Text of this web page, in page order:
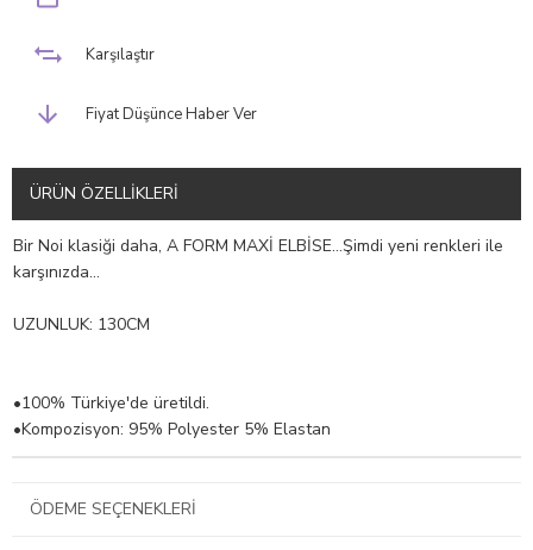
Karşılaştır
Fiyat Düşünce Haber Ver
ÜRÜN ÖZELLIKLERI
Bir Noi klasiği daha, A FORM MAXİ ELBİSE…Şimdi yeni renkleri ile
karşınızda…
UZUNLUK: 130CM
•100% Türkiye'de üretildi.
•Kompozisyon: 95% Polyester 5% Elastan
ÖDEME SEÇENEKLERI